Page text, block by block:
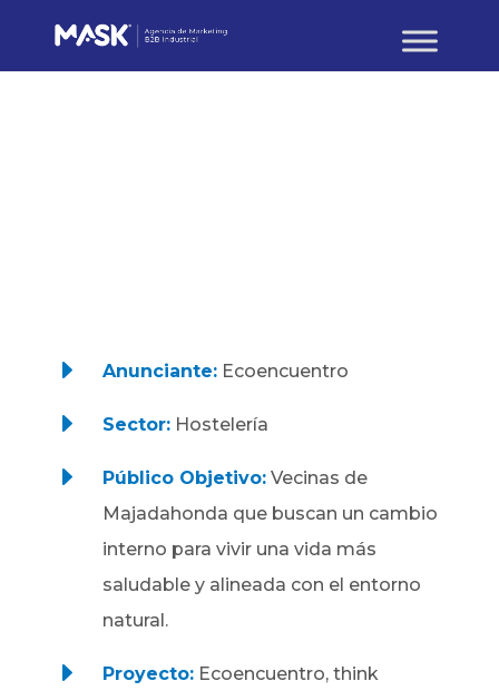
E Anunciante:Ecoencuentro
E Sector:Hostelería
E Público Objetivo:Vecinas de
Majadahonda que buscan un cambio
interno para vivir una vida más
saludable y alineada con el entorno
natural.
E Proyecto:Ecoencuentro, think